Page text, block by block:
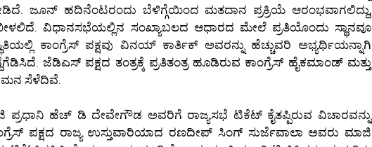
ಜೂನ್ ಹದಿನೆಂಟರಂದು ಬೆಳಿಗ್ಗೆಯಿಂದ ಮತದಾನ ಪ್ರಕ್ರಿಯೆ ಆರಂಭವಾಗಲಿದ್ದು,
ವಿಧಾನಸಭೆಯಲ್ಲಿನ ಸಂಖ್ಯಾಬಲದ ಆಧಾರದ ಮೇಲೆ ಪ್ರತಿಯೊಂದು ಸ್ಥಾನವೂ
ಕಾಂಗ್ರೆಸ್ ಪಕ್ಷವು ವಿನಯ್ ಕಾರ್ತಿಕ್ ಅವರನ್ನು ಹೆಚ್ಚುವರಿ ಅಭ್ಯರ್ಥಿಯನ್ನಾಗಿ
ಜೆಡಿಎಸ್ ಪಕ್ಷದ ತಂತ್ರಕ್ಕೆ ಪ್ರತಿತಂತ್ರ ಹೂಡಿರುವ ಕಾಂಗ್ರೆಸ್ ಹೈಕಮಾಂಡ್ ಮತ್ತು
ಸೆಳೆದಿವೆ.
ಪ್ರಧಾನಿ ಹೆಚ್ ಡಿ ದೇವೇಗೌಡ ಅವರಿಗೆ ರಾಜ್ಯಸಭೆ ಟಿಕೆಟ್ ಕೈತಪ್ಪಿರುವ ವಿಚಾರವನ್ನು
ಪಕ್ಷದ ರಾಜ್ಯ ಉಸ್ತುವಾರಿಯಾದ ರಣದೀಪ್ ಸಿಂಗ್ ಸುರ್ಜೆವಾಲಾ ಅವರು ಮಾಜಿ